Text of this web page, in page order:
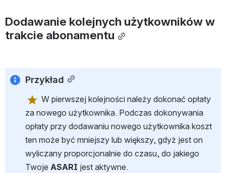
Dodawanie kolejnych użytkowników w
trakcie abonamentu
Przykład
W pierwszej kolejności należy dokonać opłaty
za nowego użytkownika. Podczas dokonywania
opłaty przy dodawaniu nowego użytkownika koszt
ten może być mniejszy lub większy, gdyż jest on
wyliczany proporcjonalnie do czasu, do jakiego
Twoje ASARI jest aktywne.